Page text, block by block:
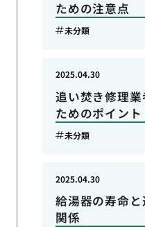
ための注意点
未分類
追い焚き修理
ためのポイント
2025.04.30
未分類
給湯器の寿命
関係
2025.04.30